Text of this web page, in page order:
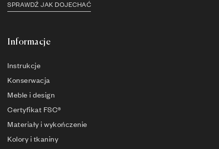
SPRAWDŹ JAK DOJECHAĆ
Informacje
Instrukcje
Konserwacja
Meble i design
Certyfikat FSC®
Materiały i wykończenie
Kolory i tkaniny